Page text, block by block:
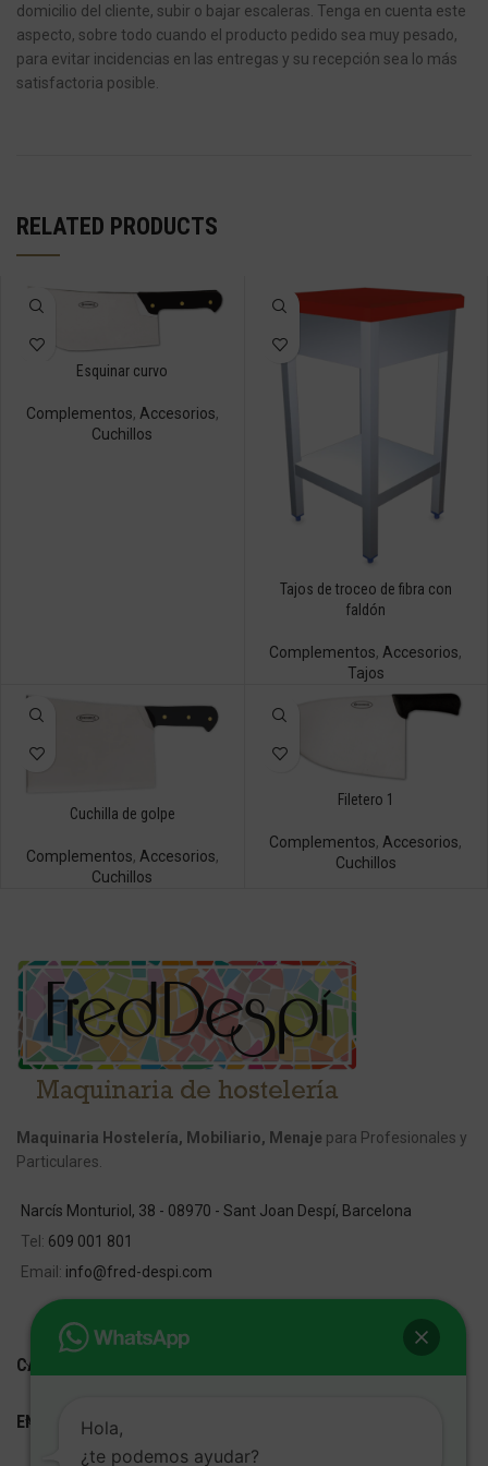
domicilio del cliente, subir o bajar escaleras. Tenga en cuenta este
aspecto, sobre todo cuando el producto pedido sea muy pesado,
para evitar incidencias en las entregas y su recepción sea lo más
satisfactoria posible.
RELATED PRODUCTS
Esquinar curvo
Complementos, Accesorios,
Cuchillos
Tajos de troceo de fibra con
faldón
Complementos,Accesorios,
Tajos
Cuchilla de golpe
Complementos, Accesorios,
Cuchillos
Filetero 1
Complementos,Accesorios,
Cuchillos
Maquinaria Hostelería, Mobiliario, Menaje para Profesionales y
Particulares.
Narcís Monturiol, 38 - 08970 - Sant Joan Despí, Barcelona
Tel: 609 001 801
Email: info@fred-despi.com
CATEGORIAS
ENLACES ÚTILES
Hola,
¿te podemos ayudar?